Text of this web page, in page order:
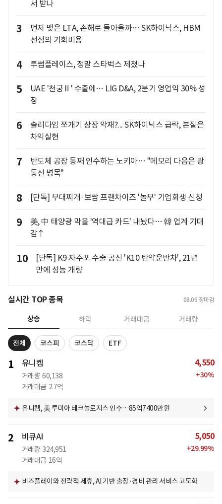
서 받나
3
먼저 맺은 LTA, 손해로 돌아올까… SK하이닉스, HBM
선점의 기회비용
4 투썸플레이스, 정말 스타벅스 제쳤나
5
UAE '천궁Ⅱ' 수출에… LIG D&A, 2분기 영업익 30% 성
장
6
솔리다임 쪼개기 상장 악재?... SK하이닉스 급락, 본질은
차익실현
7
반도체 공장 통째 인수하는 노키아… "메모리 다음은 광
통신 병목"
8 [단독] 부대찌개·보쌈 프랜차이즈 '놀부' 기업회생 신청
9
美, 中 태양광 막을 '역대급 카드' 내놨다… 韓 업계 기대
감↑
10
[단독] K9 자주포 수출 공신 'K10 탄약운반차', 21년
만에 성능 개량
실시간 TOP 종목 08.06 장마감
상승 하락 거래대금 거래량
전체 코스피 코스닥 ETF
1 유니켐
거래량 60,138
거래대금 2.7억
4,550
+30%
유니켐, 美 루미아 테크놀로지스 인수…85억7400만원
2 비큐AI
거래량 324,951
거래대금 16억
5,050
+29.99%
비즈플레이와 전략적 제휴, AI 기반 출장·경비 관리 서비스 고도화